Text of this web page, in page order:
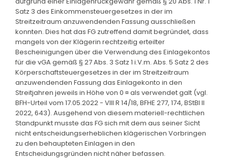
Satz 3 des Einkommensteuergesetzes in der im
Streitzeitraum anzuwendenden Fassung ausschließen
konnten. Dies hat das FG zutreffend damit begründet, dass
mangels von der Klägerin rechtzeitig erteilter
Bescheinigungen über die Verwendung des Einlagekontos
für die vGA gemäß § 27 Abs. 3 Satz 1 i.V.m. Abs. 5 Satz 2 des
Körperschaftsteuergesetzes in der im Streitzeitraum
anzuwendenden Fassung das Einlagekonto in den
Streitjahren jeweils in Höhe von 0 ¤ als verwendet galt (vgl.
BFH-Urteil vom 17.05.2022 - VIII R 14/18, BFHE 277, 174, BStBl II
2022, 643). Ausgehend von diesem materiell-rechtlichen
Standpunkt musste das FG sich mit dem aus seiner Sicht
nicht entscheidungserheblichen klägerischen Vorbringen
zu den behaupteten Einlagen in den
Entscheidungsgründen nicht näher befassen.